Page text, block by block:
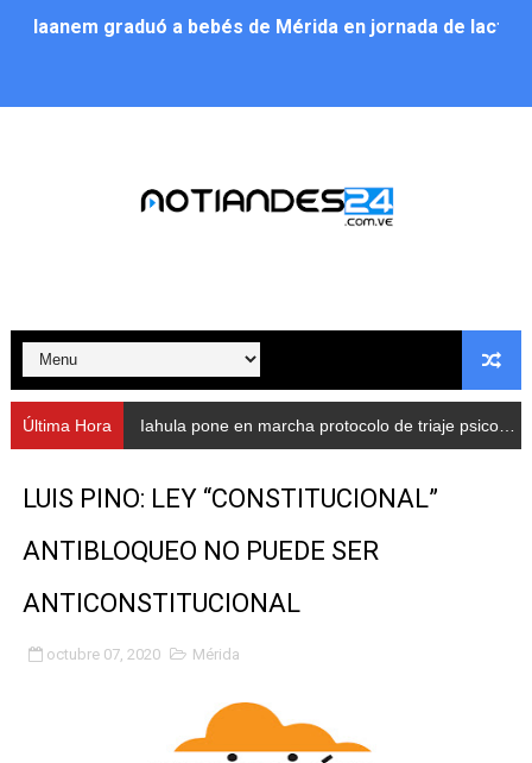
Iaanem graduó a bebés de Mérida en jornada de
Alcalde Nelson Álvarez llevó jornada recreativa a la
Nevado Gas optimiza servicio residencial en la
Balance semestral impulsa inclusión y atención a
Plan Vacacional Comunitario “Ríe 2026” recorre las
Alcaldía del Municipio Libertador realizó una jornada
Fundacite Mérida dicta taller gratuito de electrónica
INN-Mérida celebró el Lacto grado para promover el
Impulsan plan estratégico de seguridad ciudadana
Mérida impulsa desarrollo económico con taller de
Última Hora Iahula pone en marcha protocolo de triaje psicosocial para atender a rescatistas
LUIS PINO: LEY “CONSTITUCIONAL”
ANTIBLOQUEO NO PUEDE SER
ANTICONSTITUCIONAL
octubre 07, 2020 Mérida